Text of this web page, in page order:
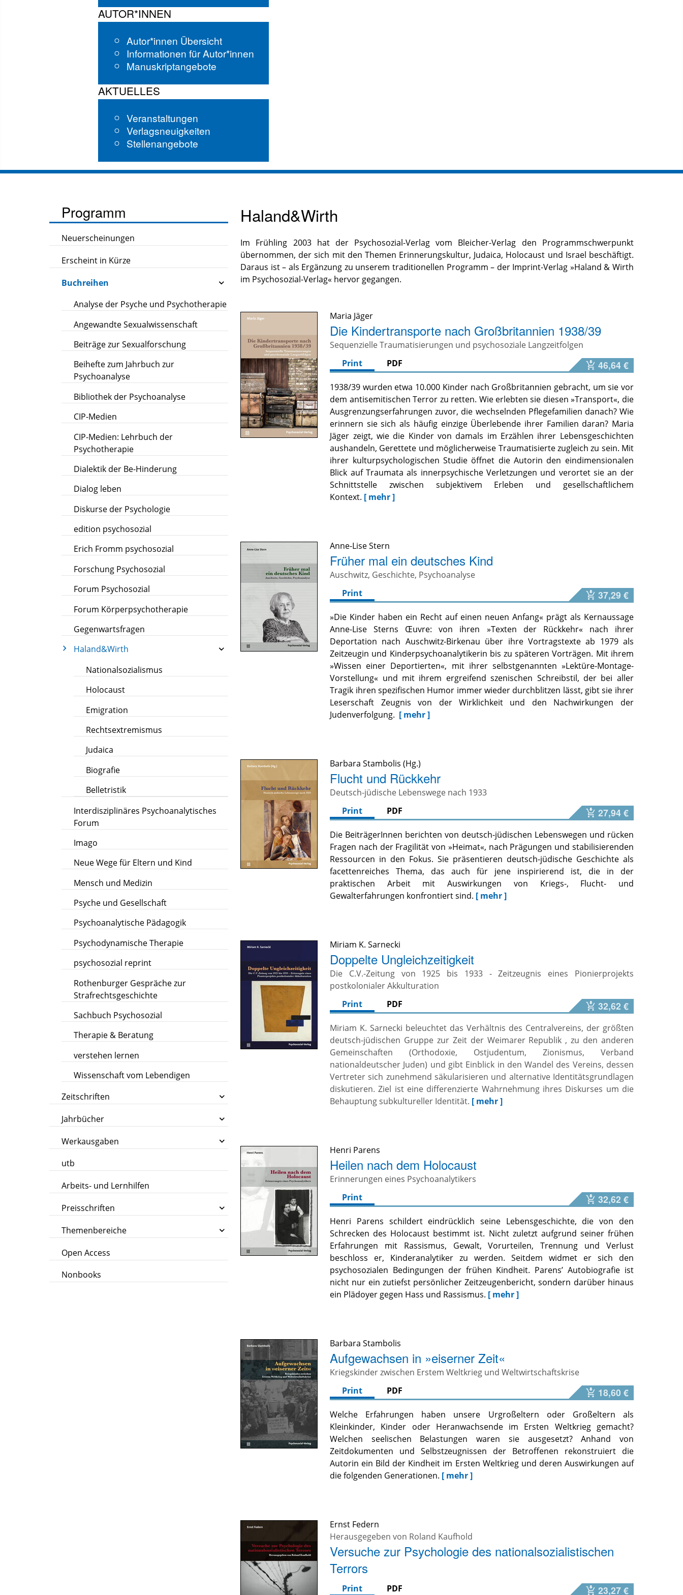
AUTOR*INNEN
Autor*innen Übersicht
Informationen für Autor*innen
Manuskriptangebote
AKTUELLES
Veranstaltungen
Verlagsneuigkeiten
Stellenangebote
Programm
Neuerscheinungen
Erscheint in Kürze
Buchreihen
Analyse der Psyche und Psychotherapie
Angewandte Sexualwissenschaft
Beiträge zur Sexualforschung
Beihefte zum Jahrbuch zur
Psychoanalyse
Bibliothek der Psychoanalyse
CIP-Medien
CIP-Medien: Lehrbuch der
Psychotherapie
Dialektik der Be-Hinderung
Dialog leben
Diskurse der Psychologie
edition psychosozial
Erich Fromm psychosozial
Forschung Psychosozial
Forum Psychosozial
Forum Körperpsychotherapie
Gegenwartsfragen
Haland&Wirth
Nationalsozialismus
Holocaust
Emigration
Rechtsextremismus
Judaica
Biografie
Belletristik
Interdisziplinäres Psychoanalytisches
Forum
Imago
Neue Wege für Eltern und Kind
Mensch und Medizin
Psyche und Gesellschaft
Psychoanalytische Pädagogik
Psychodynamische Therapie
psychosozial reprint
Rothenburger Gespräche zur
Strafrechtsgeschichte
Sachbuch Psychosozial
Therapie & Beratung
verstehen lernen
Wissenschaft vom Lebendigen
Zeitschriften
Jahrbücher
Werkausgaben
utb
Arbeits- und Lernhilfen
Preisschriften
Themenbereiche
Open Access
Nonbooks
Haland&Wirth
Im Frühling 2003 hat der Psychosozial-Verlag vom Bleicher-Verlag den Programmschwerpunkt
übernommen, der sich mit den Themen Erinnerungskultur, Judaica, Holocaust und Israel beschäftigt.
Daraus ist – als Ergänzung zu unserem traditionellen Programm – der Imprint-Verlag »Haland & Wirth
im Psychosozial-Verlag« hervor gegangen.
Maria Jäger
Die Kindertransporte nach Großbritannien 1938/39
Sequenzielle Traumatisierungen und psychosoziale Langzeitfolgen
Print
PDF 46,64 €
1938/39 wurden etwa 10.000 Kinder nach Großbritannien gebracht, um sie vor
dem antisemitischen Terror zu retten. Wie erlebten sie diesen »Transport«, die
Ausgrenzungserfahrungen zuvor, die wechselnden Pflegefamilien danach? Wie
erinnern sie sich als häufig einzige Überlebende ihrer Familien daran? Maria
Jäger zeigt, wie die Kinder von damals im Erzählen ihrer Lebensgeschichten
aushandeln, Gerettete und möglicherweise Traumatisierte zugleich zu sein. Mit
ihrer kulturpsychologischen Studie öffnet die Autorin den eindimensionalen
Blick auf Traumata als innerpsychische Verletzungen und verortet sie an der
Schnittstelle zwischen subjektivem Erleben und gesellschaftlichem
Kontext. [ mehr ]
Anne-Lise Stern
Früher mal ein deutsches Kind
Auschwitz, Geschichte, Psychoanalyse
Print
37,29 €
»Die Kinder haben ein Recht auf einen neuen Anfang« prägt als Kernaussage
Anne-Lise Sterns Œuvre: von ihren »Texten der Rückkehr« nach ihrer
Deportation nach Auschwitz-Birkenau über ihre Vortragstexte ab 1979 als
Zeitzeugin und Kinderpsychoanalytikerin bis zu späteren Vorträgen. Mit ihrem
»Wissen einer Deportierten«, mit ihrer selbstgenannten »Lektüre-Montage-
Vorstellung« und mit ihrem ergreifend szenischen Schreibstil, der bei aller
Tragik ihren spezifischen Humor immer wieder durchblitzen lässt, gibt sie ihrer
Leserschaft Zeugnis von der Wirklichkeit und den Nachwirkungen der
Judenverfolgung. [ mehr ]
Barbara Stambolis
Flucht und Rückkehr
Deutsch-jüdische Lebenswege nach 1933
Print
PDF 27,94 €
Die BeiträgerInnen berichten von deutsch-jüdischen Lebenswegen und rücken
Fragen nach der Fragilität von »Heimat«, nach Prägungen und stabilisierenden
Ressourcen in den Fokus. Sie präsentieren deutsch-jüdische Geschichte als
facettenreiches Thema, das auch für jene inspirierend ist, die in der
praktischen Arbeit mit Auswirkungen von Kriegs-, Flucht- und
Gewalterfahrungen konfrontiert sind. [ mehr ]
Miriam K. Sarnecki
Doppelte Ungleichzeitigkeit
Die C.V.-Zeitung von 1925 bis 1933 - Zeitzeugnis eines Pionierprojekts
postkolonialer Akkulturation
Print
PDF 32,62 €
Miriam K. Sarnecki beleuchtet das Verhältnis des Centralvereins, der größten
deutsch-jüdischen Gruppe zur Zeit der Weimarer Republik , zu den anderen
Gemeinschaften (Orthodoxie, Ostjudentum, Zionismus, Verband
nationaldeutscher Juden) und gibt Einblick in den Wandel des Vereins, dessen
Vertreter sich zunehmend säkularisieren und alternative Identitätsgrundlagen
diskutieren. Ziel ist eine differenzierte Wahrnehmung ihres Diskurses um die
Behauptung subkultureller Identität. [ mehr ]
Henri Parens
Heilen nach dem Holocaust
Erinnerungen eines Psychoanalytikers
Print
32,62 €
Henri Parens schildert eindrücklich seine Lebensgeschichte, die von den
Schrecken des Holocaust bestimmt ist. Nicht zuletzt aufgrund seiner frühen
Erfahrungen mit Rassismus, Gewalt, Vorurteilen, Trennung und Verlust
beschloss er, Kinderanalytiker zu werden. Seitdem widmet er sich den
psychosozialen Bedingungen der frühen Kindheit. Parens’ Autobiografie ist
nicht nur ein zutiefst persönlicher Zeitzeugenbericht, sondern darüber hinaus
ein Plädoyer gegen Hass und Rassismus. [ mehr ]
Barbara Stambolis
Aufgewachsen in »eiserner Zeit«
Kriegskinder zwischen Erstem Weltkrieg und Weltwirtschaftskrise
Print
PDF 18,60 €
Welche Erfahrungen haben unsere Urgroßeltern oder Großeltern als
Kleinkinder, Kinder oder Heranwachsende im Ersten Weltkrieg gemacht?
Welchen seelischen Belastungen waren sie ausgesetzt? Anhand von
Zeitdokumenten und Selbstzeugnissen der Betroffenen rekonstruiert die
Autorin ein Bild der Kindheit im Ersten Weltkrieg und deren Auswirkungen auf
die folgenden Generationen. [ mehr ]
Ernst Federn
Herausgegeben von Roland Kaufhold
Versuche zur Psychologie des nationalsozialistischen
Terrors
Print PDF 23,27 €